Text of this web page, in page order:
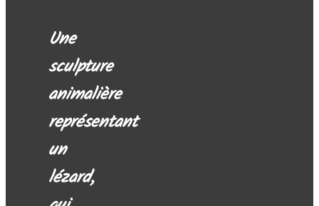
Une
sculpture
animalière
représentant
un
lézard,